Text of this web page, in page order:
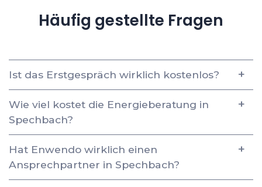
Häufig gestellte Fragen
Ist das Erstgespräch wirklich kostenlos?
Wie viel kostet die Energieberatung in
Spechbach?
Hat Enwendo wirklich einen
Ansprechpartner in Spechbach?